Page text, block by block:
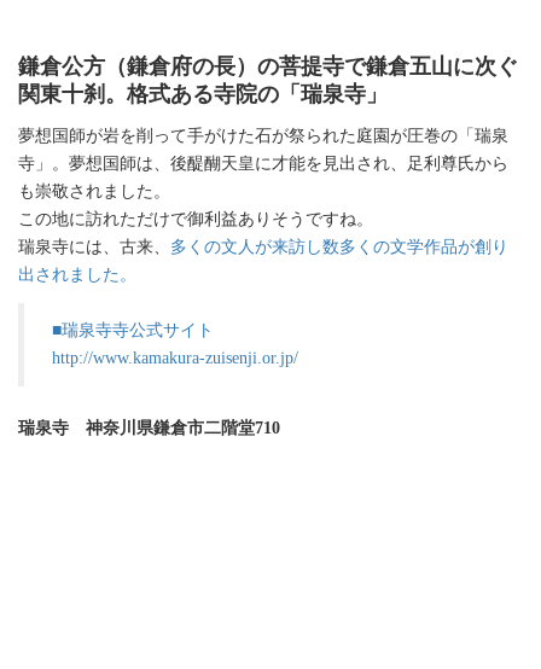
鎌倉公方（鎌倉府の長）の菩提寺で鎌倉五山に次ぐ
関東十刹。格式ある寺院の 「 瑞泉寺 」
夢想国師が岩を削って手がけた石が祭られた庭園が圧巻の「瑞泉
寺」。夢想国師は、後醍醐天皇に才能を見出され、足利尊氏から
も崇敬されました。
この地に訪れただけで御利益ありそうですね。
瑞泉寺には、古来、 多くの文人が来訪し数多くの文学作品が創り
出されました。
■瑞泉寺寺公式サイト
http://www.kamakura-zuisenji.or.jp/
瑞泉寺 神奈川県鎌倉市二階堂710